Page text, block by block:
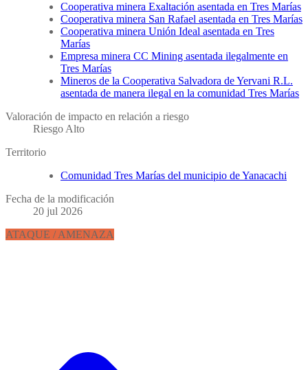
Cooperativa minera Exaltación asentada en Tres Marías
Cooperativa minera San Rafael asentada en Tres Marías
Cooperativa minera Unión Ideal asentada en Tres
Marías
Empresa minera CC Mining asentada ilegalmente en
Tres Marías
Mineros de la Cooperativa Salvadora de Yervani R.L.
asentada de manera ilegal en la comunidad Tres Marías
Valoración de impacto en relación a riesgo
Riesgo Alto
Territorio
Comunidad Tres Marías del municipio de Yanacachi
Fecha de la modificación
20 jul 2026
ATAQUE / AMENAZA